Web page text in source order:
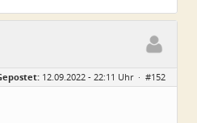
12.09.2022 - 22:11 Uhr · #152